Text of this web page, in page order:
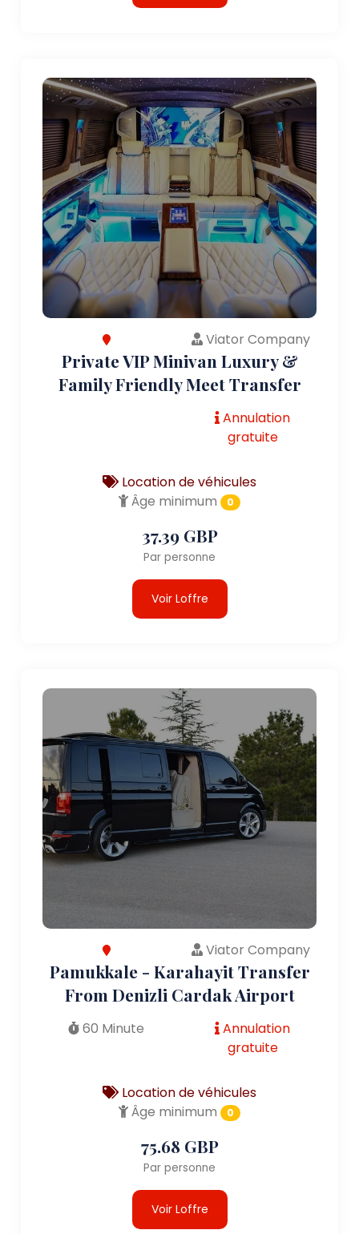
Viator Company
Private VIP Minivan Luxury &
Family Friendly Meet Transfer
Annulation
gratuite
Location de véhicules
Âge minimum
0
37.39 GBP
Par personne
Voir Loffre
Viator Company
Pamukkale - Karahayit Transfer
From Denizli Cardak Airport
60 Minute
Annulation
gratuite
Location de véhicules
Âge minimum
0
75.68 GBP
Par personne
Voir Loffre